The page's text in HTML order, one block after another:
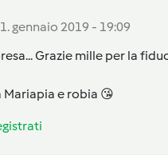
gennaio 2019 - 19:09
Grazie mille per la
Mariapia e robia 😘